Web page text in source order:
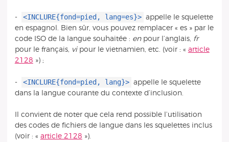
- <INCLURE{fond=pied, lang=es}> appelle le squelette
en espagnol. Bien sûr, vous pouvez remplacer « es » par le
code ISO de la langue souhaitée : enpour l’anglais, fr
pour le français, vipour le vietnamien, etc. (voir : « article
2128 ») ;
- <INCLURE{fond=pied, lang}> appelle le squelette
dans la langue courante du contexte d’inclusion.
Il convient de noter que cela rend possible l’utilisation
des codes de fichiers de langue dans les squelettes inclus
(voir : « article 2128 »).